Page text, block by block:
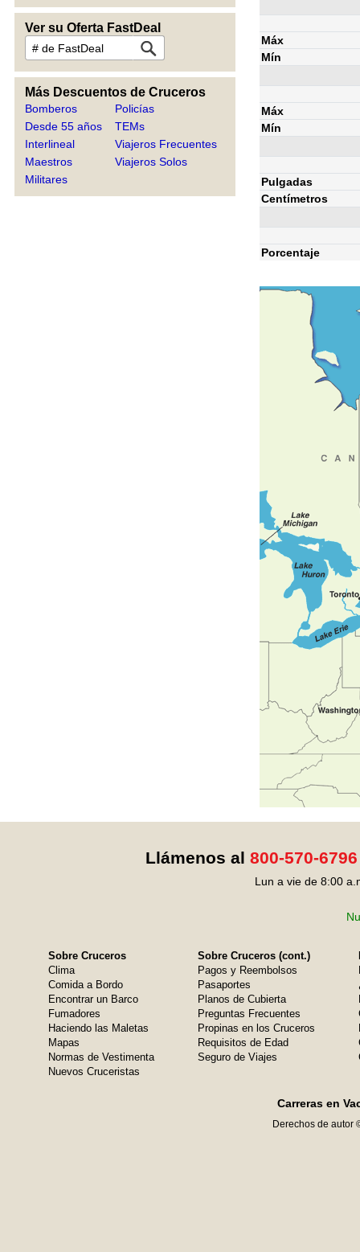
Ver su Oferta FastDeal
Más Descuentos de Cruceros
Bomberos
Desde 55 años
Interlineal
Maestros
Militares
Policías
TEMs
Viajeros Frecuentes
Viajeros Solos
Máx
Mín
Máx
Mín
Pulgadas
Centímetros
Porcentaje
Llámenos al 800-570-6796
Lun a vie de 8:00
Sobre Cruceros
Clima
Comida a Bordo
Encontrar un Barco
Fumadores
Haciendo las Maletas
Mapas
Normas de Vestimenta
Nuevos Cruceristas
Sobre Cruceros (cont.)
Pagos y Reembolsos
Pasaportes
Planos de Cubierta
Preguntas Frecuentes
Propinas en los Cruceros
Requisitos de Edad
Seguro de Viajes
Carreras en
Derechos de autor